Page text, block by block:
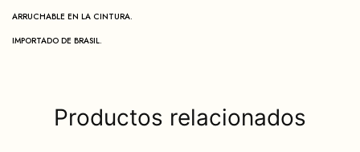
ARRUCHABLE EN LA CINTURA.
IMPORTADO DE BRASIL.
Productos relacionados